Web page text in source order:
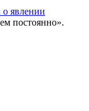
о явлении
постоянно».